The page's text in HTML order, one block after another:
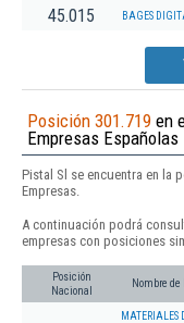
45.015 BAGES
Posición 301.719 en
Empresas Españolas
Pistal Sl se encuentra en la
Empresas.
A continuación podrá
empresas con posiciones
Posición
Nacional
Nombre
MATERIALES